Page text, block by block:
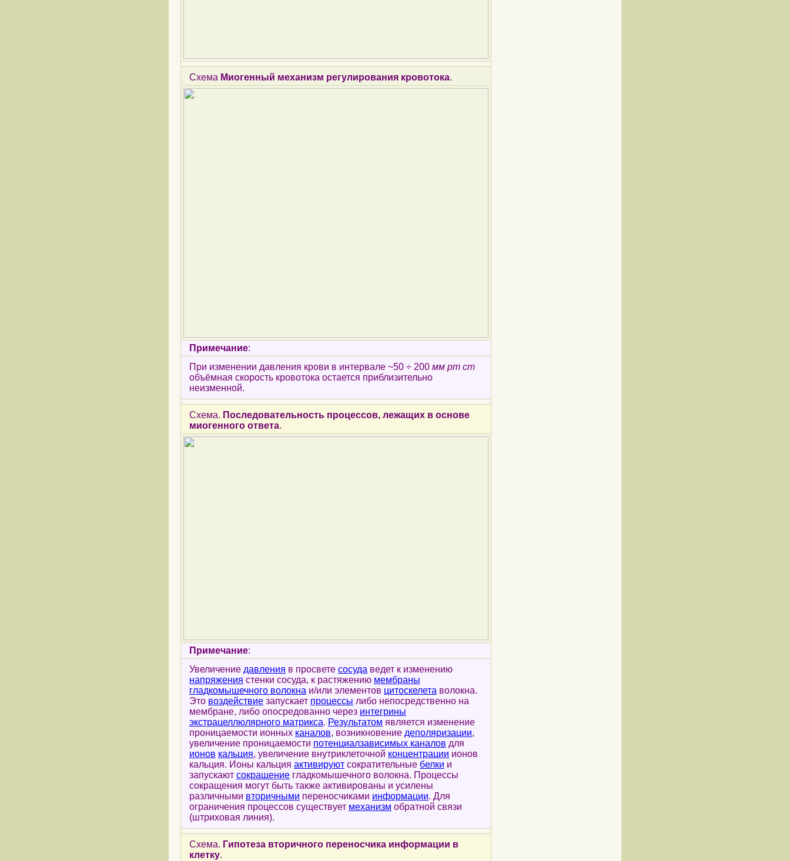
Схема Миогенный механизм регулирования кровотока.
Примечание:
При изменении давления крови в интервале ~50 ÷ 200 мм рт ст
объёмная скорость кровотока остается приблизительно
неизменной.
Схема. Последовательность процессов, лежащих в основе
миогенного ответа.
Примечание:
Увеличение давления в просвете сосуда ведет к изменению
напряжения стенки сосуда, к растяжению мембраны
гладкомышечного волокна и/или элементов цитоскелета волокна.
Это воздействие запускает процессы либо непосредственно на
мембране, либо опосредованно через интегрины
экстрацеллюлярного матрикса. Результатом является изменение
проницаемости ионных каналов, возникновение деполяризации,
увеличение проницаемости потенциалзависимых каналов для
ионов кальция, увеличение внутриклеточной концентрации ионов
кальция. Ионы кальция активируют сократительные белки и
запускают сокращение гладкомышечного волокна. Процессы
сокращения могут быть также активированы и усилены
различными вторичными переносчиками информации. Для
ограничения процессов существует механизм обратной связи
(штриховая линия).
Схема. Гипотеза вторичного переносчика информации в
клетку.